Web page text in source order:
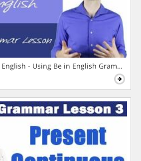
- Using Be in English Grammar